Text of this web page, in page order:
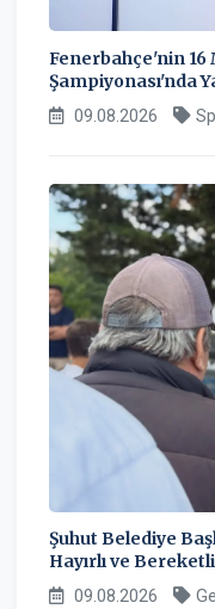
Fenerbahçe'nin
Şampiyonası'nda
09.08.2026
Şuhut Belediye
Hayırlı ve
09.08.2026